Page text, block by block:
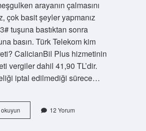
arayanın çalmasını
çok basit şeyler yapmanız
tuşuna bastıktan sonra
basın. Türk Telekom kim
CalicianBil Plus hizmetinin
vergiler dahil 41,90 TL’dir.
iptal edilmediği sürece…
okuyunMeşgulken
Kim
12 Yorum